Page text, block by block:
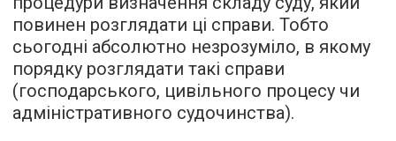
повинен розглядати ці справи. Тобто
сьогодні абсолютно незрозуміло, в якому
порядку розглядати такі справи
(господарського, цивільного процесу чи
адміністративного судочинства).